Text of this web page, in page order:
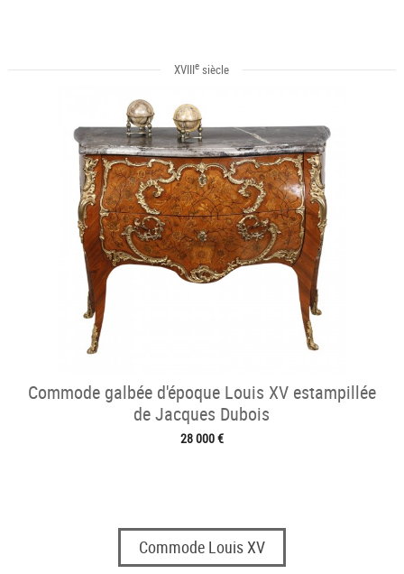
XVIIIe siècle
Commode galbée d'époque Louis XV estampillée
de Jacques Dubois
28 000 €
Commode Louis XV